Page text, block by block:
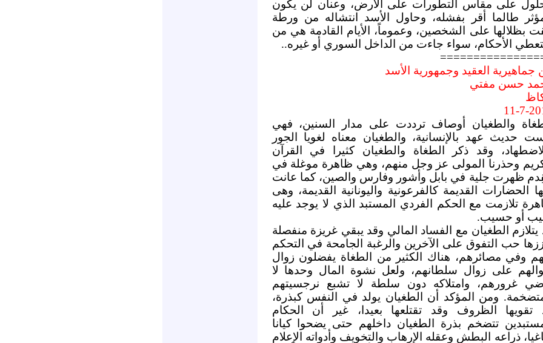
على مقاس التطورات على الأرض، وعنان لن يكون
طالما أقر بفشله، وحاول الأسد انتشاله من ورطة
بظلالها على الشخصين، وعموماً، الأيام القادمة هي من
الأحكام، سواء جاءت من الداخل السوري أو غيره..
جماهيرية العقيد وجمهورية الأسد
حسن مفتي
11-7-
والطغيان أوصاف ترددت على مدار السنين، فهي
حديث عهد بالإنسانية، والطغيان معناه لغويا الجور
وقد ذكر الطغاة والطغيان كثيرا في القرآن
وحذرنا المولى عز وجل منهم، وهي ظاهرة موغلة في
ظهرت جلية في بابل وأشور وفارس والصين، كما عانت
الحضارات القديمة كالفرعونية واليونانية القديمة، وهى
تلازمت مع الحكم الفردي المستبد الذي لا يوجد عليه
أو حسيب.
يتلازم الطغيان مع الفساد المالي وقد يبقي غريزة منفصلة
حب التفوق على الآخرين والرغبة الجامحة في التحكم
وفي مصائرهم، هناك الكثير من الطغاة يفضلون زوال
على زوال سلطانهم، ولعل نشوة المال وحدها لا
غرورهم، وامتلاكه دون سلطة لا تشبع نرجسيتهم
ومن المؤكد أن الطغيان يولد في النفس كبذرة،
تقويها الظروف وقد تقتلعها بعيدا، غير أن الحكام
تتضخم بذرة الطغيان داخلهم حتى يضحوا كيانا
ذراعه البطش وعقله الإرهاب والتخويف وأدواته الإعلام